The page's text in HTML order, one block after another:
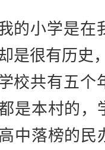
的小学是在
是很有历史
校共有五个
是本村的，
中落榜的民